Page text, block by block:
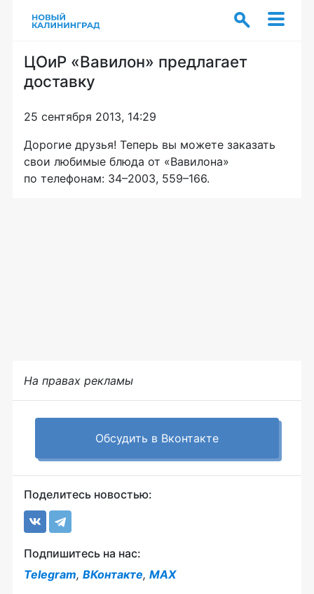
ЦОиР «Вавилон» предлагает
доставку
25 сентября 2013, 14:29
Дорогие друзья! Теперь вы можете заказать
свои любимые блюда от «Вавилона»
по телефонам: 34–2003, 559–166.
На правах рекламы
Обсудить в Вконтакте
Поделитесь новостью:
Подпишитесь на нас:
Telegram, ВКонтакте, MAX